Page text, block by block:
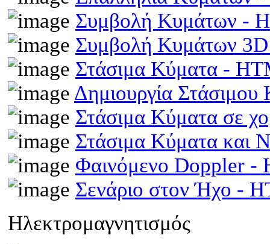
Συμβολή Κυμάτων -
Συμβολή Κυμάτων
Στάσιμα Κύματα -
Δημιουργία
Στάσιμα Κύματα σε
Στάσιμα Κύματα και
Φαινόμενο Doppler -
Σενάριο στον Ήχο -
Ηλεκτρομαγνητισμός